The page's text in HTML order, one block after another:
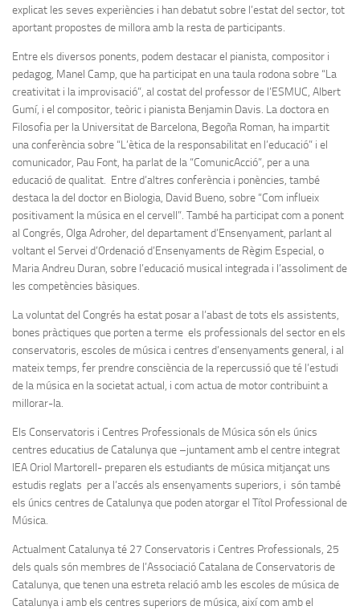
explicat les seves experiències i han debatut sobre l’estat del sector, tot
aportant propostes de millora amb la resta de participants.
Entre els diversos ponents, podem destacar el pianista, compositor i
pedagog, Manel Camp, que ha participat en una taula rodona sobre “La
creativitat i la improvisació”, al costat del professor de l’ESMUC, Albert
Gumí, i el compositor, teòric i pianista Benjamin Davis. La doctora en
Filosofia per la Universitat de Barcelona, Begoña Roman, ha impartit
una conferència sobre “L’ètica de la responsabilitat en l’educació” i el
comunicador, Pau Font, ha parlat de la “ComunicAcció”, per a una
educació de qualitat. Entre d’altres conferència i ponències, també
destaca la del doctor en Biologia, David Bueno, sobre “Com influeix
positivament la música en el cervell”. També ha participat com a ponent
al Congrés, Olga Adroher, del departament d’Ensenyament, parlant al
voltant el Servei d’Ordenació d’Ensenyaments de Règim Especial, o
Maria Andreu Duran, sobre l’educació musical integrada i l’assoliment de
les competències bàsiques.
La voluntat del Congrés ha estat posar a l’abast de tots els assistents,
bones pràctiques que porten a terme els professionals del sector en els
conservatoris, escoles de música i centres d’ensenyaments general, i al
mateix temps, fer prendre consciència de la repercussió que té l’estudi
de la música en la societat actual, i com actua de motor contribuint a
millorar-la.
Els Conservatoris i Centres Professionals de Música són els únics
centres educatius de Catalunya que –juntament amb el centre integrat
IEA Oriol Martorell- preparen els estudiants de música mitjançat uns
estudis reglats per a l’accés als ensenyaments superiors, i són també
els únics centres de Catalunya que poden atorgar el Títol Professional de
Música.
Actualment Catalunya té 27 Conservatoris i Centres Professionals, 25
dels quals són membres de l’Associació Catalana de Conservatoris de
Catalunya, que tenen una estreta relació amb les escoles de música de
Catalunya i amb els centres superiors de música, així com amb el